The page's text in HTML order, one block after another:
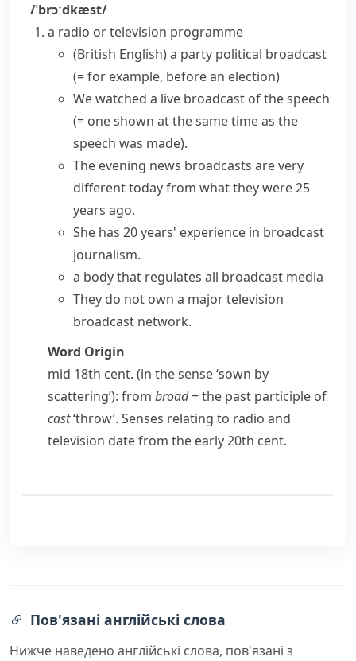
/ˈbrɔːdkæst/
a radio or television programme
(British English)a party political broadcast
(= for example, before an election)
We watched a live broadcast of the speech
(= one shown at the same time as the
speech was made).
The evening news broadcasts are very
different today from what they were 25
years ago.
She has 20 years' experience in broadcast
journalism.
a body that regulates all broadcast media
They do not own a major television
broadcast network.
Word Origin
mid 18th cent. (in the sense ‘sown by
scattering’): from broad+ the past participle of
cast‘throw’. Senses relating to radio and
television date from the early 20th cent.
Пов'язані англійські слова
Нижче наведено англійські слова, пов'язані з